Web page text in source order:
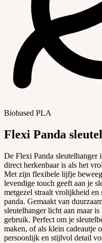
Biobased PLA
Flexi Panda
De Flexi Panda sleutelhanger
direct herkenbaar is als het
Met zijn flexibele lijfje
levendige touch geeft aan je
metgezel straalt vrolijkheid en
panda. Gemaakt van
sleutelhanger licht aan maar
gebruik. Perfect om je
maken, of als klein cadeautje
persoonlijk en stijlvol detail